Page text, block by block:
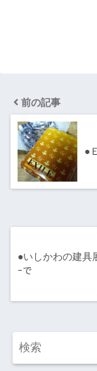
前の記事
●
●いしかわの建具
ｰで